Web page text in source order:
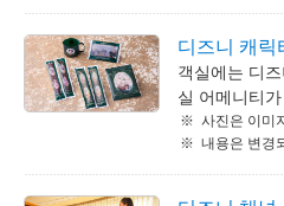
디즈니 캐릭
객실에는 디
실 어메니티
사진은 이미
내용은 변경